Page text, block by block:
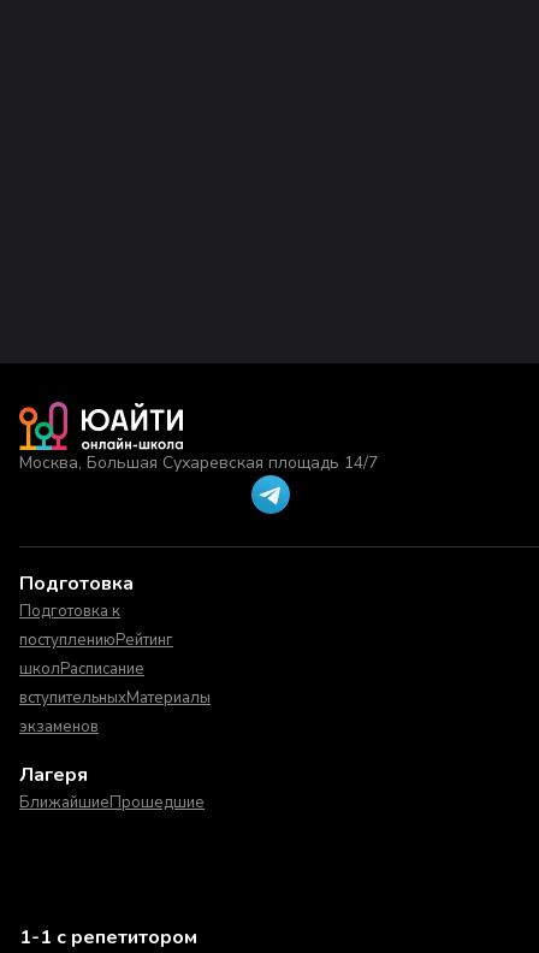
Москва, Большая Сухаревская площадь 14/7
Подготовка
Подготовка к
поступлениюРейтинг
школРасписание
вступительныхМатериалы
экзаменов
Лагеря
БлижайшиеПрошедшие
1-1 с репетитором